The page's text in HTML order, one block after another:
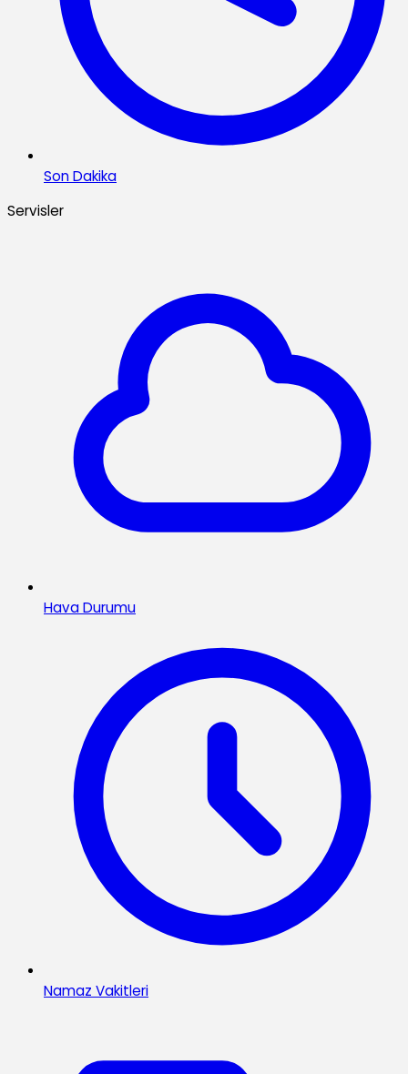
Son Dakika
Servisler
Hava Durumu
Namaz Vakitleri